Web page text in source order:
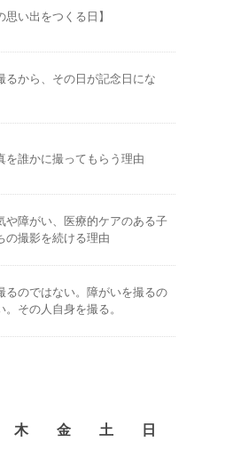
思い出をつくる日】
るから、その日が記念日にな
を誰かに撮ってもらう理由
や障がい、医療的ケアのある子
の撮影を続ける理由
るのではない。障がいを撮るの
。その人自身を撮る。
木 金 土 日